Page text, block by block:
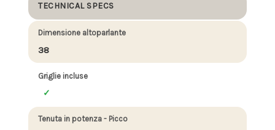
TECHNICAL SPECS
Dimensione altoparlante
38
Griglie incluse
Tenuta in potenza - Picco